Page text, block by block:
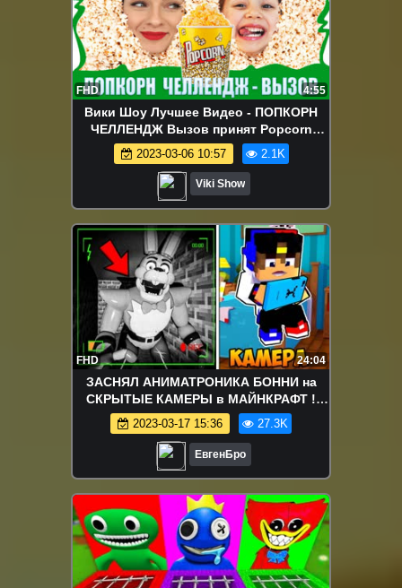
FHD 4:55
Вики Шоу Лучшее Видео - ПОПКОРН
ЧЕЛЛЕНДЖ Вызов принят Popcorn
Challenge Развлечение / Вики Шоу
2023-03-06 10:57 2.1K
Viki Show
FHD 24:04
ЗАСНЯЛ АНИМАТРОНИКА БОННИ на
СКРЫТЫЕ КАМЕРЫ в МАЙНКРАФТ !
ДЕВУШКА ВИДЕО ТРОЛЛИНГ
MINECRAFT fnaf
2023-03-17 15:36 27.3K
ЕвгенБро